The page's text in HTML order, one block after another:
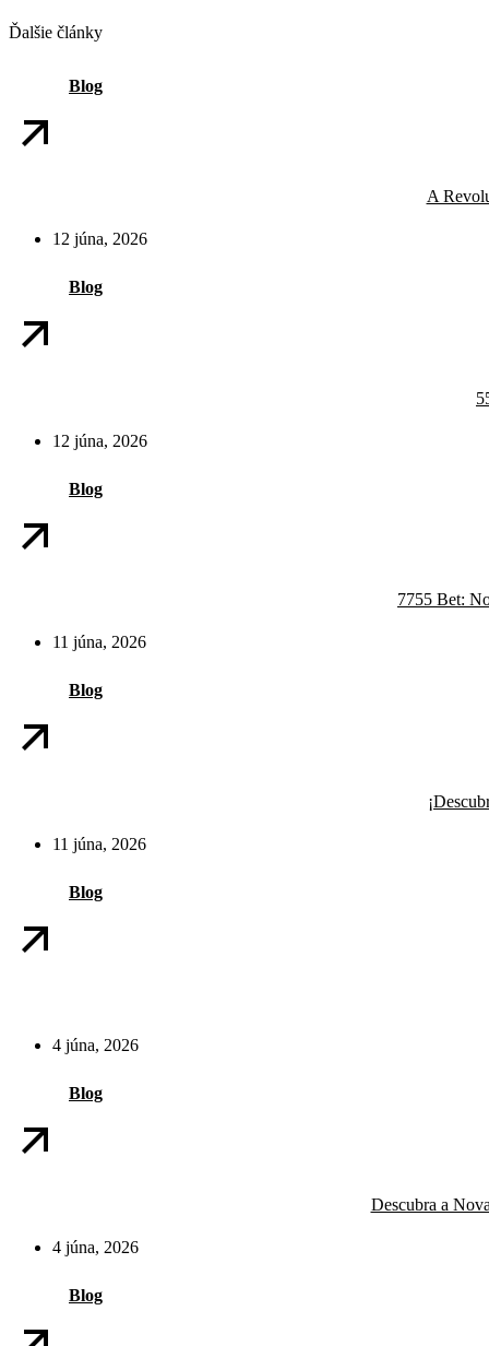
Ďalšie články
Blog
A
12 júna, 2026
Blog
12 júna, 2026
Blog
7755 Bet:
11 júna, 2026
Blog
11 júna, 2026
Blog
4 júna, 2026
Blog
Descubra a
4 júna, 2026
Blog